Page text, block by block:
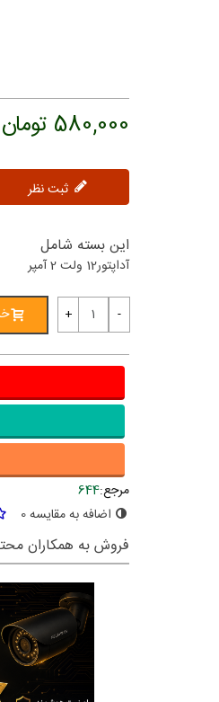
580,000 تومان
ثبت نظر
این بسته شامل
آداپتور12 ولت 2 آمپر
-
+
مرجع:644
اضافه به مقایسه0
فروش به همکاران